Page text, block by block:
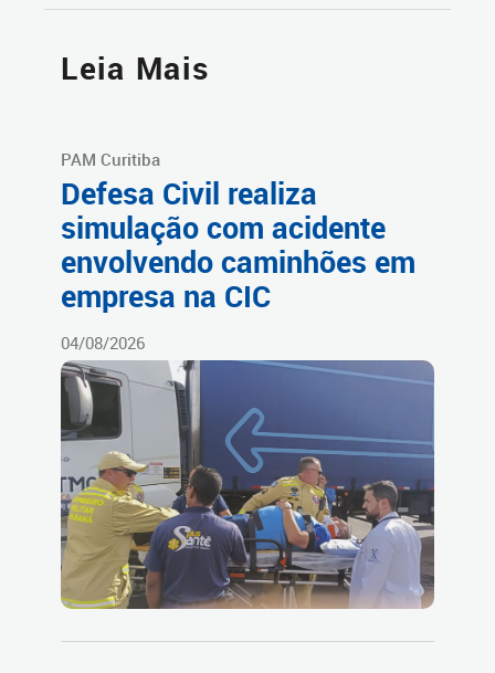
Leia Mais
PAM Curitiba
Defesa Civil realiza
simulação com acidente
envolvendo caminhões em
empresa na CIC
04/08/2026